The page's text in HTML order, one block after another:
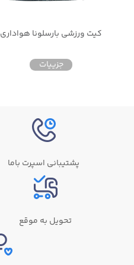
کیت ورزشی بارسلونا هواداری
جزییات
پشتیبانی اسپرت باما
تحویل به موقع